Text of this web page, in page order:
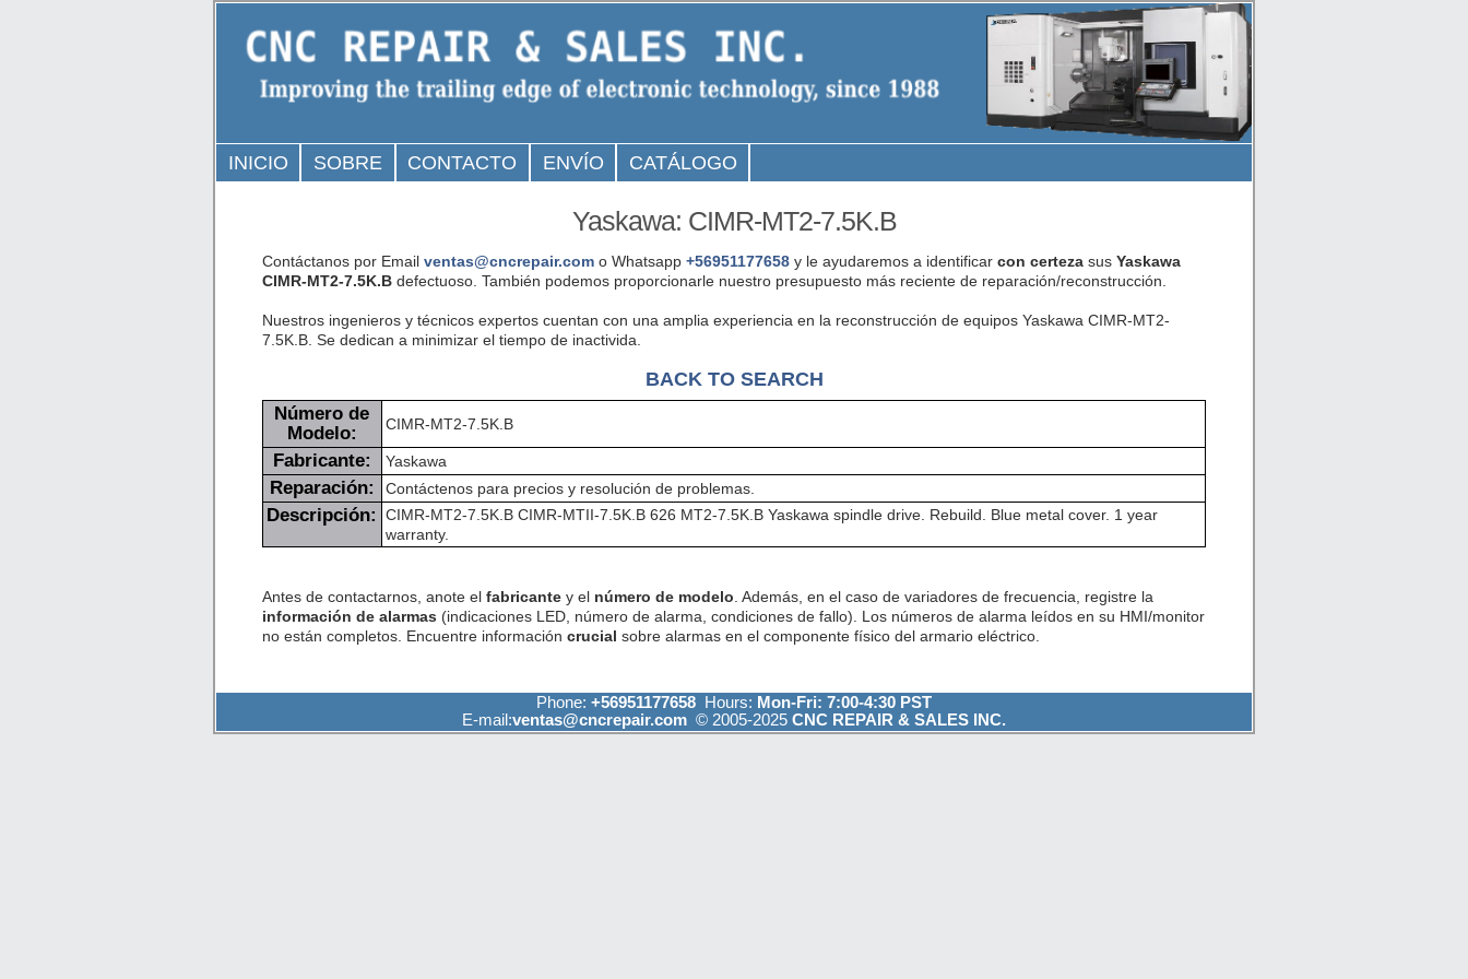
INICIO SOBRE CONTACTO ENVÍO CATÁLOGO
Yaskawa: CIMR-MT2-7.5K.B
Contáctanos por Email ventas@cncrepair.como Whatsapp +56951177658y le ayudaremos a identificar con certezasus Yaskawa
CIMR-MT2-7.5K.Bdefectuoso. También podemos proporcionarle nuestro presupuesto más reciente de reparación/reconstrucción.
Nuestros ingenieros y técnicos expertos cuentan con una amplia experiencia en la reconstrucción de equipos Yaskawa CIMR-MT2-
7.5K.B. Se dedican a minimizar el tiempo de inactivida.
BACK TO SEARCH
Número de
Modelo:
CIMR-MT2-7.5K.B
Fabricante: Yaskawa
Reparación: Contáctenos para precios y resolución de problemas.
Descripción:
CIMR-MT2-7.5K.B CIMR-MTII-7.5K.B 626 MT2-7.5K.B Yaskawa spindle drive. Rebuild. Blue metal cover. 1 year
warranty.
Antes de contactarnos, anote el fabricantey el número de modelo . Además, en el caso de variadores de frecuencia, registre la
información de alarmas (indicaciones LED, número de alarma, condiciones de fallo). Los números de alarma leídos en su HMI/monitor
no están completos. Encuentre información crucial sobre alarmas en el componente físico del armario eléctrico.
Phone: +56951177658 Hours: Mon-Fri: 7:00-4:30 PST
E-mail:ventas@cncrepair.com © 2005-2025 CNC REPAIR & SALES INC.